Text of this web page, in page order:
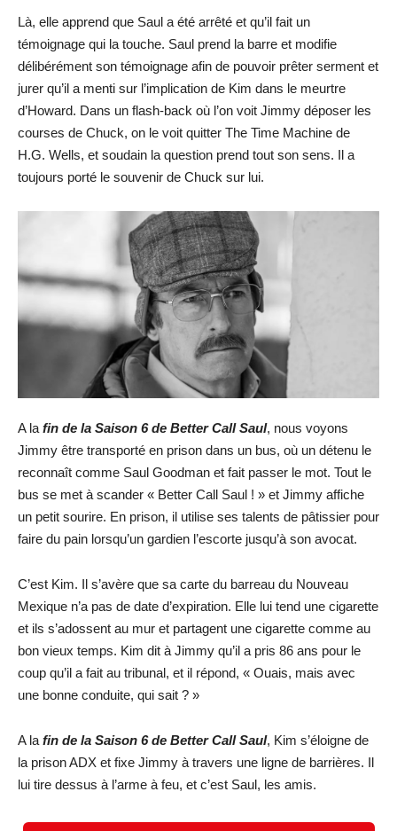
Là, elle apprend que Saul a été arrêté et qu’il fait un
témoignage qui la touche. Saul prend la barre et modifie
délibérément son témoignage afin de pouvoir prêter serment et
jurer qu’il a menti sur l’implication de Kim dans le meurtre
d’Howard. Dans un flash-back où l’on voit Jimmy déposer les
courses de Chuck, on le voit quitter The Time Machine de
H.G. Wells, et soudain la question prend tout son sens. Il a
toujours porté le souvenir de Chuck sur lui.
A la fin de la Saison 6 de Better Call Saul, nous voyons
Jimmy être transporté en prison dans un bus, où un détenu le
reconnaît comme Saul Goodman et fait passer le mot. Tout le
bus se met à scander « Better Call Saul ! » et Jimmy affiche
un petit sourire. En prison, il utilise ses talents de pâtissier pour
faire du pain lorsqu’un gardien l’escorte jusqu’à son avocat.
C’est Kim. Il s’avère que sa carte du barreau du Nouveau
Mexique n’a pas de date d’expiration. Elle lui tend une cigarette
et ils s’adossent au mur et partagent une cigarette comme au
bon vieux temps. Kim dit à Jimmy qu’il a pris 86 ans pour le
coup qu’il a fait au tribunal, et il répond, « Ouais, mais avec
une bonne conduite, qui sait ? »
A la fin de la Saison 6 de Better Call Saul, Kim s’éloigne de
la prison ADX et fixe Jimmy à travers une ligne de barrières. Il
lui tire dessus à l’arme à feu, et c’est Saul, les amis.